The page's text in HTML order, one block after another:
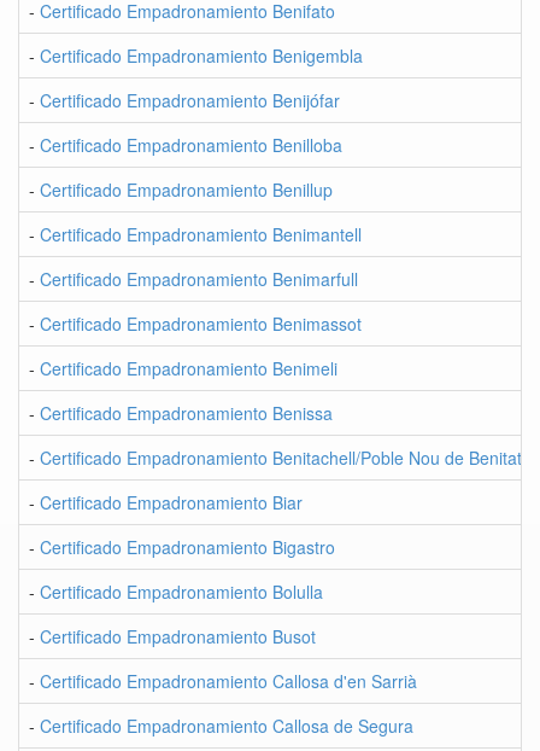
- Certificado Empadronamiento Benifato
- Certificado Empadronamiento Benigembla
- Certificado Empadronamiento Benijófar
- Certificado Empadronamiento Benilloba
- Certificado Empadronamiento Benillup
- Certificado Empadronamiento Benimantell
- Certificado Empadronamiento Benimarfull
- Certificado Empadronamiento Benimassot
- Certificado Empadronamiento Benimeli
- Certificado Empadronamiento Benissa
- Certificado Empadronamiento Benitachell/Poble Nou de
- Certificado Empadronamiento Biar
- Certificado Empadronamiento Bigastro
- Certificado Empadronamiento Bolulla
- Certificado Empadronamiento Busot
- Certificado Empadronamiento Callosa d'en Sarrià
- Certificado Empadronamiento Callosa de Segura